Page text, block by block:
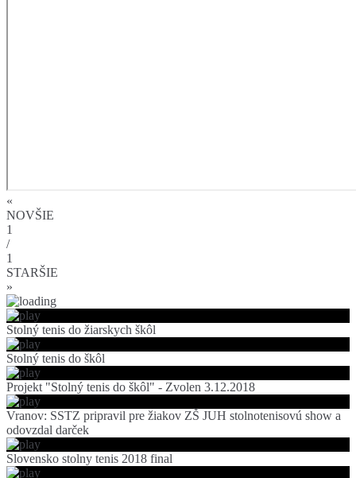
«
NOVŠIE
1
/
1
STARŠIE
»
Stolný tenis do žiarskych škôl
Stolný tenis do škôl
Projekt "Stolný tenis do škôl" - Zvolen 3.12.2018
Vranov: SSTZ pripravil pre žiakov ZŠ JUH stolnotenisovú show a
odovzdal darček
Slovensko stolny tenis 2018 final